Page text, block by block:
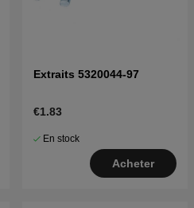
Extraits 5320044-97
€1.83
En stock
Acheter